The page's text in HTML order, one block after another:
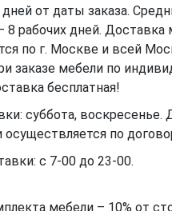
дней от даты заказа.
8 рабочих дней. Доставка
по г. Москве и всей
заказе мебели по
бесплатная!
суббота, воскресенье.
осуществляется по
с 7-00 до 23-00.
мебели – 10% от